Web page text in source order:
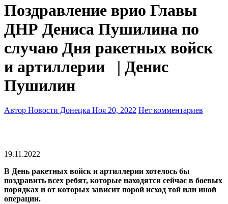
Поздравление врио Главы
ДНР Дениса Пушилина по
случаю Дня ракетных войск
и артиллерии | Денис
Пушилин
Автор Новости Донецка Ноя 20, 2022 Нет комментариев
19.11.2022
В День ракетных войск и артиллерии хотелось бы
поздравить всех ребят, которые находятся сейчас в боевых
порядках и от которых зависит порой исход той или иной
операции.